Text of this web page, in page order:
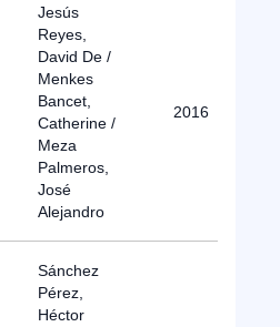
Jesús
Reyes,
David De /
Menkes
Bancet,
Catherine /
Meza
Palmeros,
José
Alejandro
2016
Sánchez
Pérez,
Héctor